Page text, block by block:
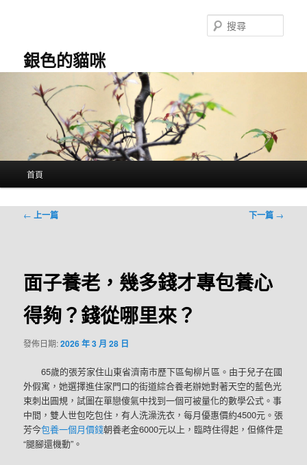
銀色的貓咪
尋
首頁
文
← 上一篇 下一篇 →
面子養老，幾多錢才專包養心
得夠？錢從哪里來？
發佈日期:2026 年 3 月 28 日
65歲的張芳家住山東省濟南市歷下區甸柳片區。由于兒子在國
外假寓，她選擇進住家門口的街道綜合養老辦她對著天空的藍色光
束刺出圓規，試圖在單戀傻氣中找到一個可被量化的數學公式。事
中間，雙人世包吃包住，有人洗澡洗衣，每月優惠價約4500元。張
芳今包養一個月價錢朝養老金6000元以上，臨時住得起，但條件是
“腿腳還機動”。